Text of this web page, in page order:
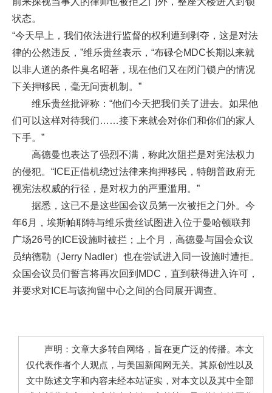
状态。
“今天早上，我们依法进行监督的权利遭到剥夺，这是对法
律的公然违反，”维乐贵丝表示，“布碌仑MDC长期以来就
以非人道的条件臭名昭著，现在他们又在闭门锁户的情况
下关押移民，毫无问责机制。”
维乐贵丝批评称：“他们今天把我们关了进去。如果他
们可以这样对待我们……接下来就会对你们和你们的家人
下手。”
高德曼也表达了强烈不满，称此次阻拦是对宪法权力
的侵犯。“ICE正借机绕过法律来拘押移民，特朗普政府无
视宪法权威的行径，是对权力的严重滥用。”
据悉，这已不是这些国会议员第一次被拒之门外。今
年6月，埃斯帕耶特与维乐贵丝试图进入位于曼哈顿联邦
广场26号的ICE设施时被拦；上个月，高德曼与国会众议
员纳德勒（Jerry Nadler）也在尝试进入同一设施时遭拒。
众国会议员们誓言将再次回到MDC，直到获得进入许可，
并要求对ICE与该拘留中心之间的合同展开调查。
声明：文章大多转自网络，旨在更广泛的传播。本文
仅代表作者个人观点，与美国新闻网无关。其原创性以及
文中陈述文字和内容未经本站证实，对本文以及其中全部